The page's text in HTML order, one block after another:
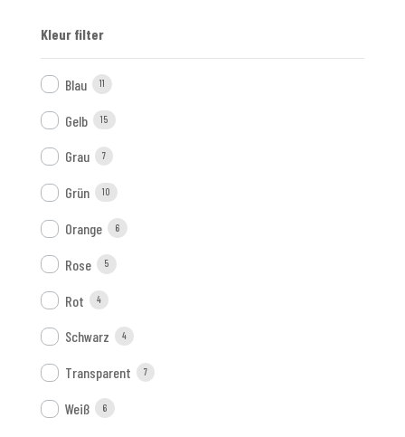
Kleur filter
Blau 11
Gelb 15
Grau 7
Grün 10
Orange 6
Rose 5
Rot 4
Schwarz 4
Transparent 7
Weiß 6